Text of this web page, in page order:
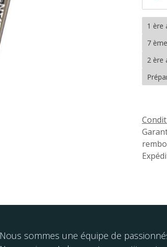
1 ère
7
2 ère
Nous sommes une équipe de